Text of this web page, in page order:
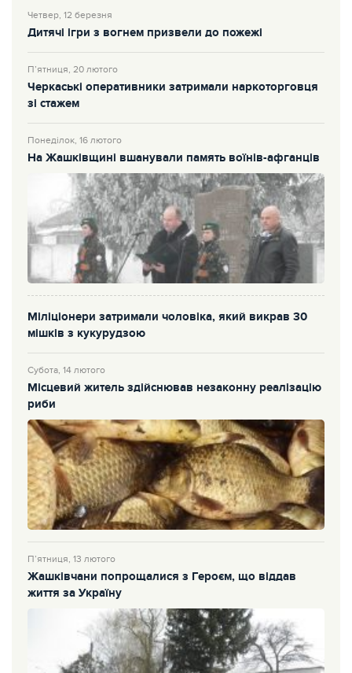
Четвер, 12 березня
Дитячі ігри з вогнем призвели до пожежі
П’ятниця, 20 лютого
Черкаські оперативники затримали наркоторговця
зі стажем
Понеділок, 16 лютого
На Жашківщині вшанували память воїнів-афганців
Міліціонери затримали чоловіка, який викрав 30
мішків з кукурудзою
Субота, 14 лютого
Місцевий житель здійснював незаконну реалізацію
риби
П’ятниця, 13 лютого
Жашківчани попрощалися з Героєм, що віддав
життя за Україну